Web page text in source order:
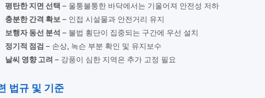
평탄한 지면 선택 – 울퉁불퉁한 바닥에서는 기울어져 안전성 저하
충분한 간격 확보 – 인접 시설물과 안전거리 유지
보행자 동선 분석 – 불법 횡단이 집중되는 구간에 우선 설치
정기적 점검 – 손상, 녹슨 부분 확인 및 유지보수
날씨 영향 고려 – 강풍이 심한 지역은 추가 고정 필요
법규 및 기준